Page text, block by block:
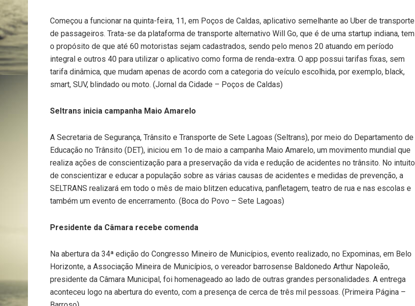
Começou a funcionar na quinta-feira, 11, em Poços de Caldas, aplicativo semelhante ao Uber de transporte
de passageiros. Trata-se da plataforma de transporte alternativo Will Go, que é de uma startup indiana, tem
o propósito de que até 60 motoristas sejam cadastrados, sendo pelo menos 20 atuando em período
integral e outros 40 para utilizar o aplicativo como forma de renda-extra. O app possui tarifas fixas, sem
tarifa dinâmica, que mudam apenas de acordo com a categoria do veículo escolhida, por exemplo, black,
smart, SUV, blindado ou moto. (Jornal da Cidade – Poços de Caldas)
Seltrans inicia campanha Maio Amarelo
A Secretaria de Segurança, Trânsito e Transporte de Sete Lagoas (Seltrans), por meio do Departamento de
Educação no Trânsito (DET), iniciou em 1o de maio a campanha Maio Amarelo, um movimento mundial que
realiza ações de conscientização para a preservação da vida e redução de acidentes no trânsito. No intuito
de conscientizar e educar a população sobre as várias causas de acidentes e medidas de prevenção, a
SELTRANS realizará em todo o mês de maio blitzen educativa, panfletagem, teatro de rua e nas escolas e
também um evento de encerramento. (Boca do Povo – Sete Lagoas)
Presidente da Câmara recebe comenda
Na abertura da 34ª edição do Congresso Mineiro de Municípios, evento realizado, no Expominas, em Belo
Horizonte, a Associação Mineira de Municípios, o vereador barrosense Baldonedo Arthur Napoleão,
presidente da Câmara Municipal, foi homenageado ao lado de outras grandes personalidades. A entrega
aconteceu logo na abertura do evento, com a presença de cerca de três mil pessoas. (Primeira Página –